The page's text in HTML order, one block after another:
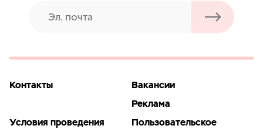
Контакты
Вакансии
Реклама
Условия проведения
Пользовательское